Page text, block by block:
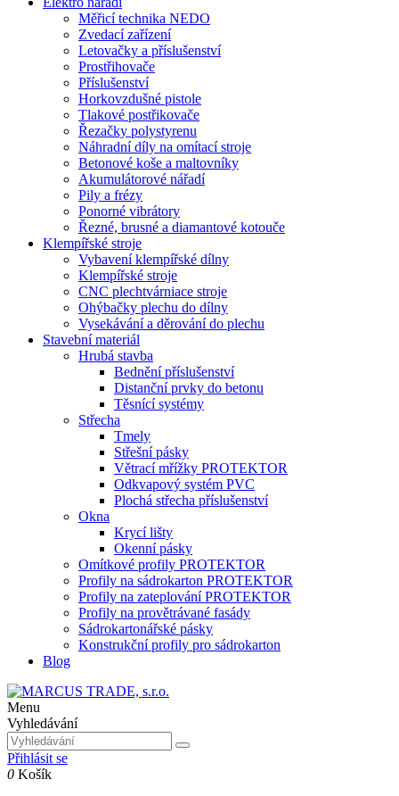
Měřicí technika NEDO
Zvedací zařízení
Letovačky a příslušenství
Prostřihovače
Příslušenství
Horkovzdušné pistole
Tlakové postřikovače
Řezačky polystyrenu
Náhradní díly na omítací stroje
Betonové koše a maltovníky
Akumulátorové nářadí
Pily a frézy
Ponorné vibrátory
Řezné, brusné a diamantové kotouče
Klempířské stroje
Vybavení klempířské dílny
Klempířské stroje
CNC plechtvárniace stroje
Ohýbačky plechu do dílny
Vysekávání a děrování do plechu
Stavební materiál
Hrubá stavba
Bednění příslušenství
Distanční prvky do betonu
Těsnící systémy
Střecha
Tmely
Střešní pásky
Větrací mřížky PROTEKTOR
Odkvapový systém PVC
Plochá střecha příslušenství
Okna
Krycí lišty
Okenní pásky
Omítkové profily PROTEKTOR
Profily na sádrokarton PROTEKTOR
Profily na zateplování PROTEKTOR
Profily na provětrávané fasády
Sádrokartonářské pásky
Konstrukční profily pro sádrokarton
Blog
Menu
Vyhledávání
Přihlásit se
0 Košík